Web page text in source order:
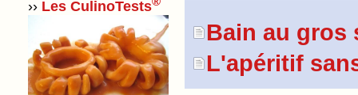
›› Les CulinoTests
Bain au gros
L'apéritif